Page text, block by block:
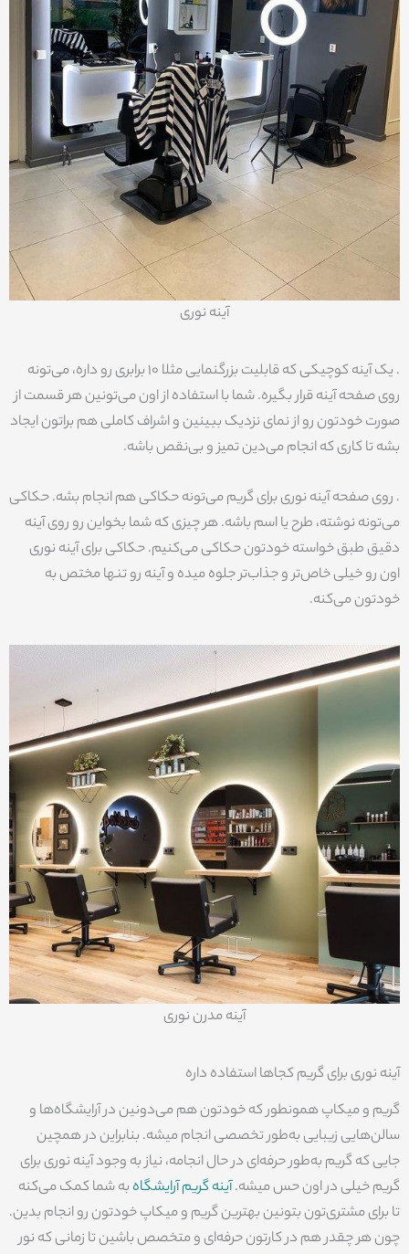
آینه نوری
. یک آینه کوچیکی که قابلیت بزرگنمایی مثلا 10 برابری رو داره، می‌تونه
روی صفحه آینه قرار بگیره. شما با استفاده از اون می‌تونین هر قسمت از
صورت خودتون رو از نمای نزدیک ببینین و اشراف کاملی هم براتون ایجاد
بشه تا کاری که انجام می‌دین تمیز و بی‌نقص باشه.
. روی صفحه آینه نوری برای گریم می‌تونه حکاکی هم انجام بشه. حکاکی
می‌تونه نوشته، طرح یا اسم باشه. هر چیزی که شما بخواین رو روی آینه
دقیق طبق خواسته خودتون حکاکی می‌کنیم. حکاکی برای آینه نوری
اون رو خیلی خاص‌تر و جذاب‌تر جلوه میده و آینه رو تنها مختص به
خودتون می‌کنه.
آینه مدرن نوری
آینه نوری برای گریم کجاها استفاده داره
گریم و میکاپ همونطور که خودتون هم می‌دونین در آرایشگاه‌ها و
سالن‌هایی زیبایی به‌طور تخصصی انجام میشه. بنابراین در همچین
جایی که گریم به‌طور حرفه‌ای در حال انجامه، نیاز به وجود آینه نوری برای
گریم خیلی در اون حس میشه.آینه گریم آرایشگاهبه شما کمک می‌کنه
تا برای مشتری‌تون بتونین بهترین گریم و میکاپ خودتون رو انجام بدین.
چون هر چقدر هم در کارتون حرفه‌ای و متخصص باشین تا زمانی که نور